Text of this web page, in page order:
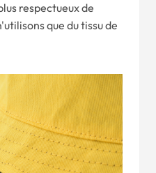
respectueux de
que du tissu de